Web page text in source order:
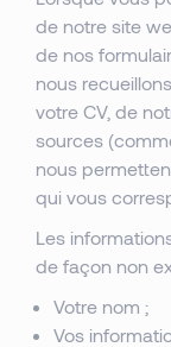
de notre site
de nos
nous
votre CV, de
sources
nous
qui vous
Les
de façon non
Votre nom ;
Vos